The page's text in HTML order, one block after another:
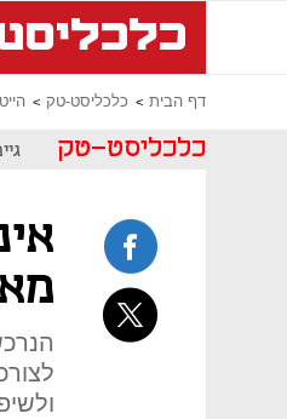
דף הבית כלכליסט-טק
כלכליסט-טק